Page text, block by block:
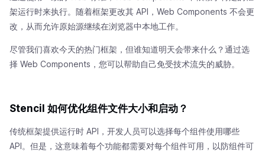
架运行时来执行。随着框架更改其 API，Web Components 不会更
改，从而允许原始源继续在浏览器中本地工作。
尽管我们喜欢今天的热门框架，但谁知道明天会带来什么？通过选
择 Web Components，您可以帮助自己免受技术流失的威胁。
Stencil 如何优化组件文件大小和启动？
传统框架提供运行时 API，开发人员可以选择每个组件使用哪些
API。但是，这意味着每个功能都需要对每个组件可用，以防组件可